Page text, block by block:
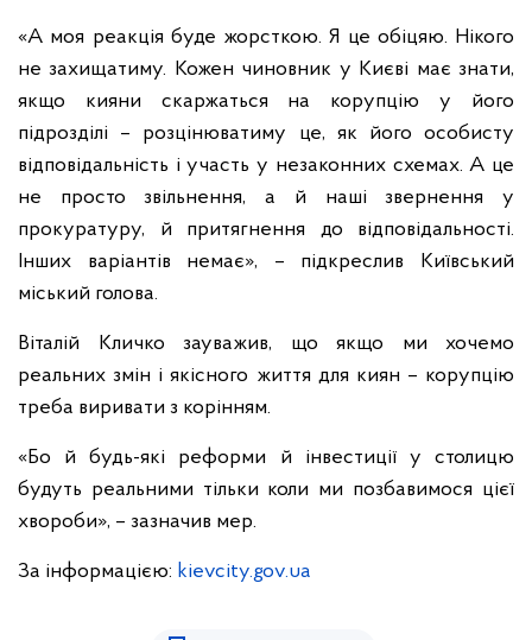
«А моя реакція буде жорсткою. Я це обіцяю. Нікого
не захищатиму. Кожен чиновник у Києві має знати,
якщо кияни скаржаться на корупцію у його
підрозділі – розцінюватиму це, як його особисту
відповідальність і участь у незаконних схемах. А це
не просто звільнення, а й наші звернення у
прокуратуру, й притягнення до відповідальності.
Інших варіантів немає», – підкреслив Київський
міський голова.
Віталій Кличко зауважив, що якщо ми хочемо
реальних змін і якісного життя для киян – корупцію
треба виривати з корінням.
«Бо й будь-які реформи й інвестиції у столицю
будуть реальними тільки коли ми позбавимося цієї
хвороби», – зазначив мер.
За інформацією: kievcity.gov.ua